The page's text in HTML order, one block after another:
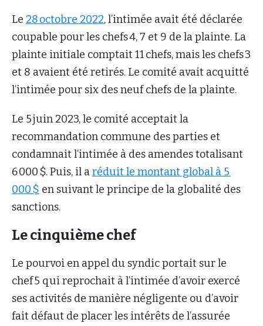
Le 28 octobre 2022, l’intimée avait été déclarée
coupable pour les chefs 4, 7 et 9 de la plainte. La
plainte initiale comptait 11 chefs, mais les chefs 3
et 8 avaient été retirés. Le comité avait acquitté
l’intimée pour six des neuf chefs de la plainte.
Le 5 juin 2023, le comité acceptait la
recommandation commune des parties et
condamnait l’intimée à des amendes totalisant
6 000 $. Puis, il aréduit le montant global à 5
000 $ en suivant le principe de la globalité des
sanctions.
Le cinquième chef
Le pourvoi en appel du syndic portait sur le
chef 5 qui reprochait à l’intimée d’avoir exercé
ses activités de manière négligente ou d’avoir
fait défaut de placer les intérêts de l’assurée